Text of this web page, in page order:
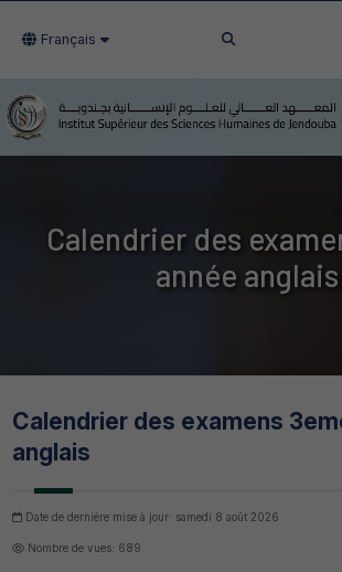
Français
Calendrier des
année anglais
Calendrier des examens
anglais
Date de dernière mise à jour: samedi 8 août 2026
Nombre de vues: 689